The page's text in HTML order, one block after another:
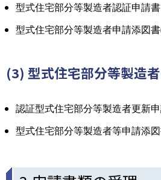
型式住宅部分等製造者認証申請書
型式住宅部分等製造者申請添図
(3) 型式住宅部分等製造
認証型式住宅部分等製造者更新
型式住宅部分等製造者等申請添